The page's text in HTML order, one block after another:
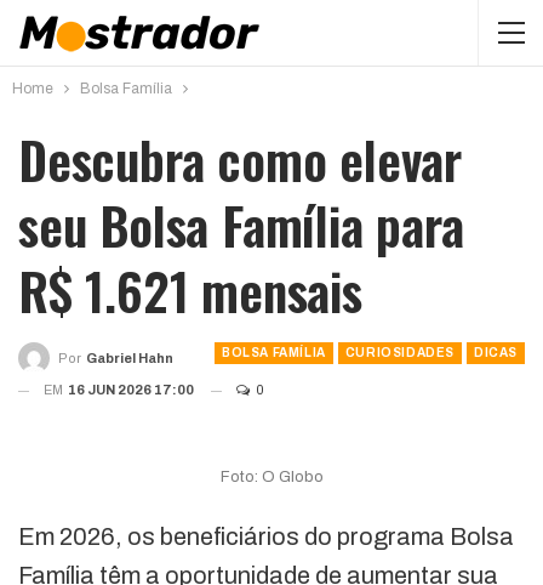
Home Bolsa Família
Descubra como elevar
seu Bolsa Família para
R$ 1.621 mensais
BOLSA FAMÍLIA CURIOSIDADES DICAS
Por Gabriel Hahn
EM 16 JUN 2026 17:00 0
Foto: O Globo
Em 2026, os beneficiários do programa Bolsa
Família têm a oportunidade de aumentar sua